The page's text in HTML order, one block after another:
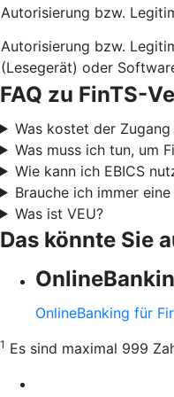
Autorisierung bzw.
Autorisierung bzw.
(Lesegerät) oder
FAQ zu FinTS-
Was kostet der Zugang
Was muss ich tun, um
Wie kann ich EBICS
Brauche ich immer
Was ist VEU?
Das könnte Sie
OnlineBanking für
1 Es sind maximal 999